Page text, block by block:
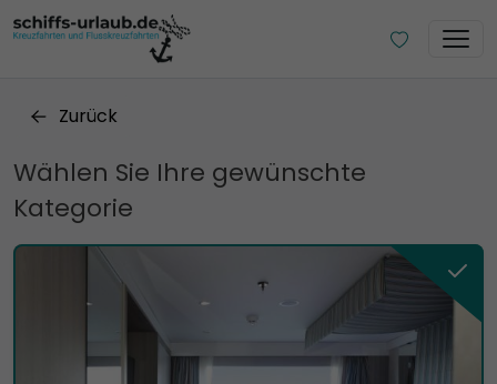
Zurück
Wählen Sie Ihre gewünschte
Kategorie